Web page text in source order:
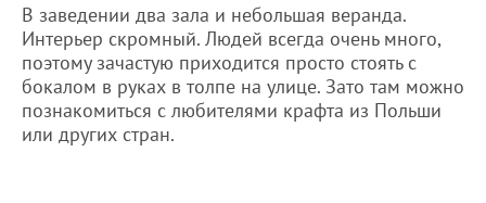
В заведении два зала и небольшая веранда.
Интерьер скромный. Людей всегда очень много,
поэтому зачастую приходится просто стоять с
бокалом в руках в толпе на улице. Зато там можно
познакомиться с любителями крафта из Польши
или других стран.